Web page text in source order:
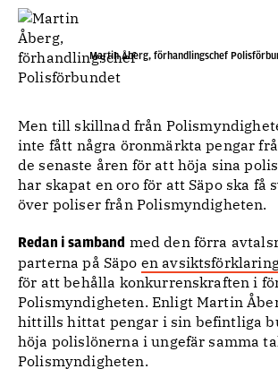
Martin Åberg, förhandlingschef
Men till skillnad från
inte fått några öronmärkta pengar
de senaste åren för att höja sina
har skapat en oro för att Säpo ska få
över poliser från Polismyndigheten.
Redan i samband med den förra
parterna på Säpo en
för att behålla konkurrenskraften i
Polismyndigheten. Enligt Martin
hittills hittat pengar i sin befintliga
höja polislönerna i ungefär samma
Polismyndigheten.